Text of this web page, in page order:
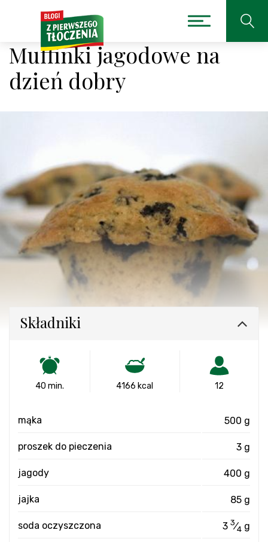
Muffinki jagodowe na
dzień dobry
Składniki
40 min. 4166 kcal 12
mąka 500 g
proszek do pieczenia 3 g
jagody 400 g
jajka 85 g
soda oczyszczona 3 3⁄4 g